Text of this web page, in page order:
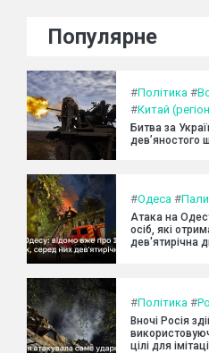
Популярне
#Політика #
#Китай
Битва за
дев’яностого
#Одеса #
Атака на
осіб, які
дев'ятирічна
#Політика #
Вночі Росія
цілі для